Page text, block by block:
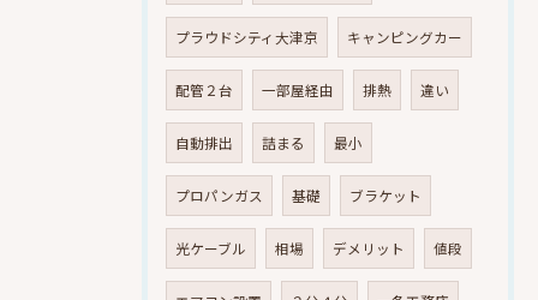
プラウドシティ大津京 キャンピングカー
配管２台 一部屋経由 排熱 違い
自動排出 詰まる 最小
プロパンガス 基礎 ブラケット
光ケーブル 相場 デメリット 値段